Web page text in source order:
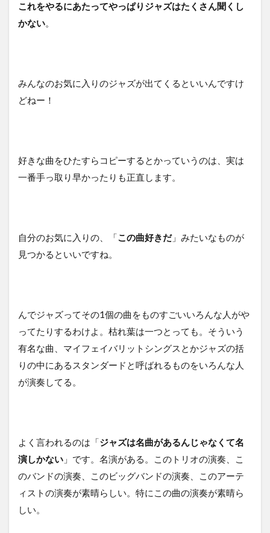
これをやるにあたってやっぱりジャズはたくさん聞くし
かない。
みんなのお気に入りのジャズが出てくるといいんですけ
どねー！
好きな曲をひたすらコピーするとかっていうのは、実は
一番手っ取り早かったりも正直します。
自分のお気に入りの、「この曲好きだ」みたいなものが
見つかるといいですね。
んでジャズってその1個の曲をものすごいいろんな人がや
ってたりするわけよ。枯れ葉は一つとっても。そういう
有名な曲、マイフェイバリットシングスとかジャズの括
りの中にあるスタンダードと呼ばれるものをいろんな人
が演奏してる。
よく言われるのは「ジャズは名曲があるんじゃなくて名
演しかない 」です。名演がある。このトリオの演奏、こ
のバンドの演奏、このビッグバンドの演奏、このアーテ
ィストの演奏が素晴らしい。特にこの曲の演奏が素晴ら
しい。